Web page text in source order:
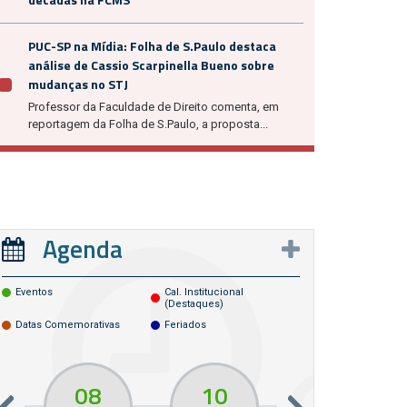
PUC-SP na Mídia: Folha de S.Paulo destaca
análise de Cassio Scarpinella Bueno sobre
mudanças no STJ
Professor da Faculdade de Direito comenta, em
reportagem da Folha de S.Paulo, a proposta...
Agenda
Eventos
Cal. Institucional
(destaques)
Datas Comemorativas
Feriados
08 10